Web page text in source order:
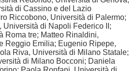
di Cassino e del Lazio
Riccobono, Università di Palermo;
Università di Napoli Federico II;
Roma tre; Matteo Rinaldini,
Reggio Emilia; Eugenio Ripepe,
Riva, Università di Milano Statale;
di Milano Bocconi; Daniela